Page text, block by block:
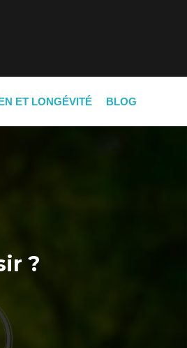
ET LONGÉVITÉ BLOG
?